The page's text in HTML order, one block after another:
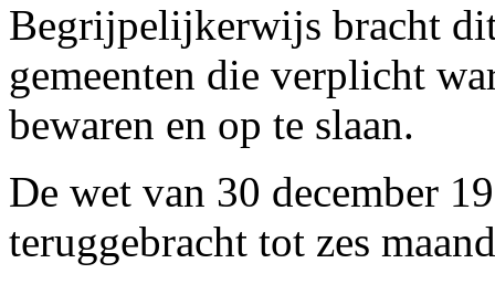
Begrijpelijkerwijs bracht
gemeenten die verplicht
bewaren en op te slaan.
De wet van 30 december
teruggebracht tot zes